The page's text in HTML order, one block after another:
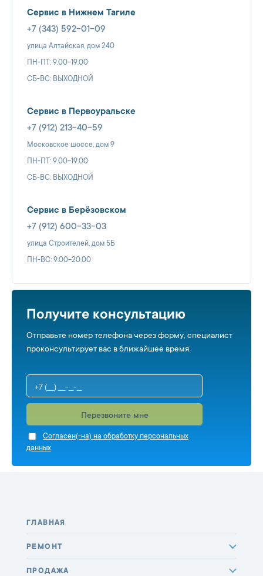
Сервис в Нижнем Тагиле
+7 (343) 592-01-09
улица Алтайская, дом 240
ПН-ПТ: 9.00-19.00
СБ-ВС: ВЫХОДНОЙ
Сервис в Первоуральске
+7 (912) 213-40-59
Московское шоссе, дом 9
ПН-ПТ: 9.00-19.00
СБ-ВС: ВЫХОДНОЙ
Сервис в Берёзовском
+7 (912) 600-33-03
улица Строителей, дом 5Б
ПН-ВС: 9.00-20.00
Получите консультацию
Отправьте номер телефона через форму, специалист
проконсультирует вас в ближайшее время.
Перезвоните мне
Cогласен(-на) на обработку персональных
данных
ГЛАВНАЯ
РЕМОНТ
ПРОДАЖА